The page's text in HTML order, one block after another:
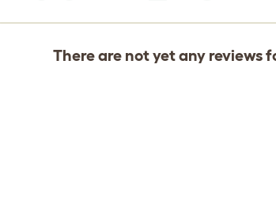
There are not yet any reviews